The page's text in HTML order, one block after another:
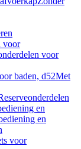
voor
voor
baden, d52Met
en
en
voor